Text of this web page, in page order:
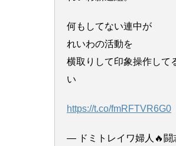
何もしてない連中が
れいわの活動を
横取りして印象操作して
い
https://t.co/fmRFTVR6G0
— ドミトレイワ婦人🔥闘